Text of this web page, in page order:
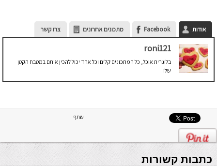
אודות Facebook מתכונים אחרונים צרו קשר
roni121
בלוגרית אוכל, כל המתכונים קלים וכל אחד יכול להכין אותם במטבח הקטן
שלו
שתף
כתבות קשורות